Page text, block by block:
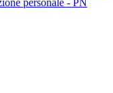
personale - PN